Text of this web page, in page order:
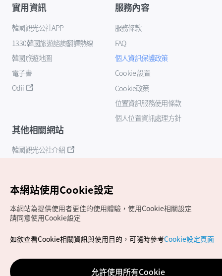
實用資訊
韓國觀光公社APP
1330韓國旅遊諮詢翻譯熱線
韓國旅遊地圖
電子書
Odii
服務內容
服務條款
FAQ
個人資訊保護政策
Cookie 設置
Cookie政策
位置資訊服務使用條款
個人位置資訊處理方針
其他相關網站
韓國觀光公社介紹
Copyrights (c) 韓國觀光公社版權所有
如有相關疑問或建議，歡迎來信至官方信箱
chinese_big5@knto.or.kr
本網站使用Cookie設定
本網站為提供使用者更佳的使用體驗，使用Cookie相關設定
請同意使用Cookie設定
如欲查看Cookie相關資訊與使用目的，可隨時參考Cookie設定頁面
允許使用所有Cookie